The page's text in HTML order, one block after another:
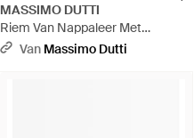
MASSIMO DUTTI
Riem Van Nappaleer Met
Rechthoekige Gesp - Zwart
Van Massimo Dutti